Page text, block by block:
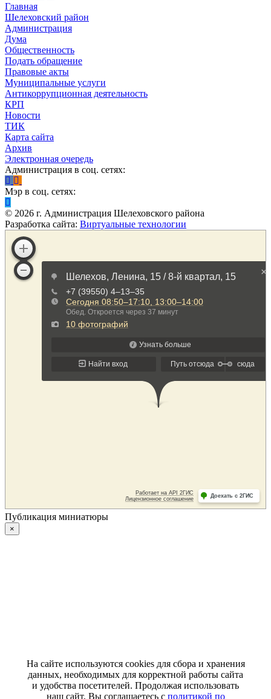
Главная
Шелеховский район
Администрация
Дума
Общественность
Подать обращение
Правовые акты
Муниципальные услуги
Антикоррупционная деятельность
КРП
Новости
ТИК
Карта сайта
Архив
Электронная очередь
Администрация в соц. сетях:
Мэр в соц. сетях:
© 2026 г. Администрация Шелеховского района
Разработка сайта: Виртуальные технологии
Публикация миниатюры
×
На сайте используются cookies для сбора и хранения
данных, необходимых для корректной работы сайта
и удобства посетителей. Продолжая использовать
наш сайт, Вы соглашаетесь с политикой по